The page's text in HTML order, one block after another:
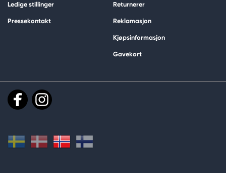
Ledige stillinger
Pressekontakt
Returnerer
Reklamasjon
Kjøpsinformasjon
Gavekort